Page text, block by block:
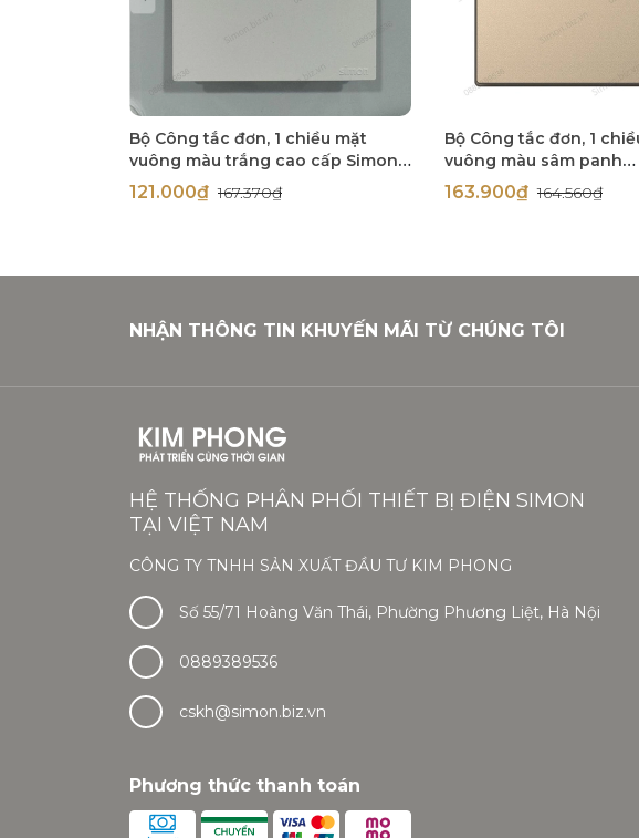
Bộ Công tắc đơn, 1 chiều mặt
vuông màu trắng cao cấp Simon
S6 581011
121.000₫167.370₫
Bộ Công tắc đơn, 1
vuông màu sâm panh
(champagne) cao cấp
581011-46
163.900₫164.560₫
NHẬN THÔNG TIN KHUYẾN MÃI TỪ CHÚNG TÔI
HỆ THỐNG PHÂN PHỐI THIẾT BỊ ĐIỆN SIMON
TẠI VIỆT NAM
CÔNG TY TNHH SẢN XUẤT ĐẦU TƯ KIM PHONG
Số 55/71 Hoàng Văn Thái, Phường Phương Liệt, Hà Nội
0889389536
cskh@simon.biz.vn
Phương thức thanh toán